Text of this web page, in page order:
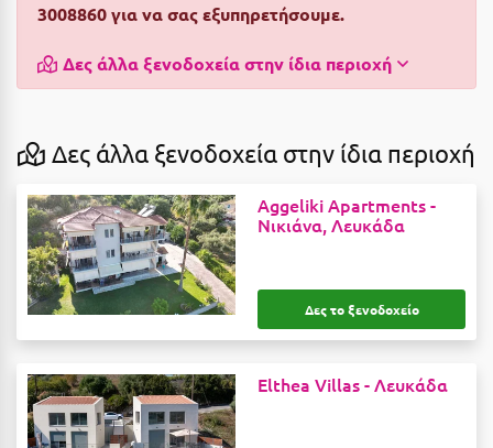
Αριδαία
Αρκαδία
Αρτέμιδα
Αρχαία Ολυμπία
Αστυπάλαια
Αττική
Αχαΐα
Β
Βansko
Ξενοδοχεία 4 Αστέρων
Ξενοδοχεία 5 Αστέρων
Κρουαζιέρες
Ενοικιαζόμενα Δωμάτια
Διαμερίσματα
Studios
Camping
3008860 για να σας εξυπηρετήσουμε.
Δες άλλα ξενοδοχεία στην ίδια περιοχή
Δες άλλα ξενοδοχεία στην ίδια περιοχή
Aggeliki Apartments -
Νικιάνα, Λευκάδα
Δες το ξενοδοχείο
Elthea Villas -Λευκάδα